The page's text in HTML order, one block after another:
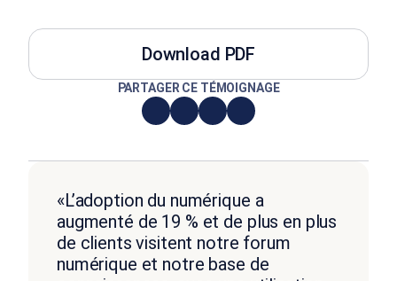
Download PDF
PARTAGER CE TÉMOIGNAGE
«L’adoption du numérique a
augmenté de 19 % et de plus en plus
de clients visitent notre forum
numérique et notre base de